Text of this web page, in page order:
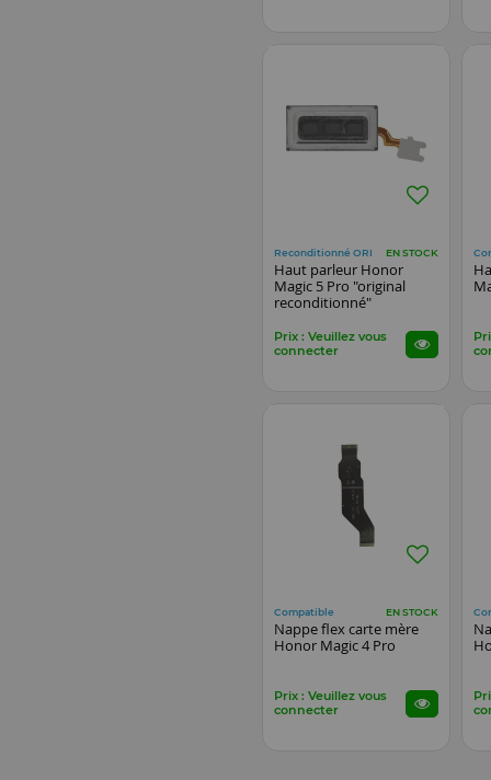
Reconditionné ORI EN STOCK
Haut parleur Honor
Magic 5 Pro "original
reconditionné"
Prix : Veuillez vous
connecter
Compatible EN STOCK
Nappe flex carte mère
Honor Magic 4 Pro
Prix : Veuillez vous
connecter